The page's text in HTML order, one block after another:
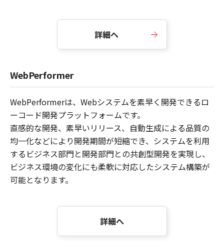
詳細へ
WebPerformer
WebPerformerは、Webシステムを素早く開発できるロ
ーコード開発プラットフォームです。
直感的な開発、素早いリリース、自動生成による品質の
均一化などにより開発期間が短縮でき、システムを利用
するビジネス部門と開発部門との共創型開発を実現し、
ビジネス環境の変化にも柔軟に対応したシステム構築が
可能となります。
詳細へ